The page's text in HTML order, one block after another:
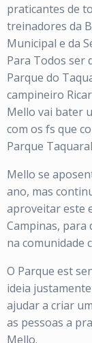
praticantes de
treinadores da
Municipal e da
Para Todos ser
Parque do
campineiro
Mello vai bater
com os fs que
Parque
Mello se
ano, mas
aproveitar este
Campinas, para
na comunidade
O Parque est
ideia
ajudar a criar
as pessoas a
Mello.